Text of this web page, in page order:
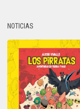
NOTICIAS